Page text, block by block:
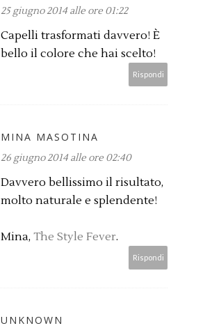
25 giugno 2014 alle ore 01:22
Capelli trasformati davvero! È
bello il colore che hai scelto!
Rispondi
MINA MASOTINA
26 giugno 2014 alle ore 02:40
Davvero bellissimo il risultato,
molto naturale e splendente!
Mina, The Style Fever.
Rispondi
UNKNOWN